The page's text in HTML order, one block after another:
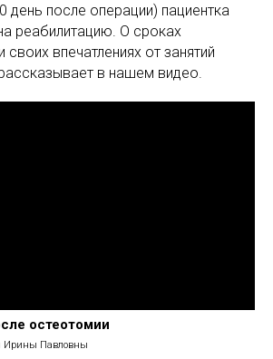
день после операции) пациентка
реабилитацию. О сроках
своих впечатлениях от занятий
в нашем видео.
остеотомии
Ирины Павловны